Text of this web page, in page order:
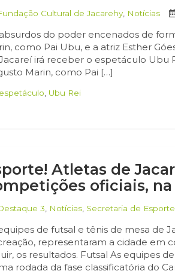
Cultural de Jacarehy, Notícias
do poder encenados de
como Pai Ubu, e a atriz Esther
irá receber o espetáculo Ubu
Marin, como Pai […]
espetáculo Ubu Rei
Atletas de
oficiais, na
3 Notícias, Secretaria de
de futsal e tênis de mesa de
representaram a cidade em
os resultados. Futsal As equipes
rodada da fase classificatória do